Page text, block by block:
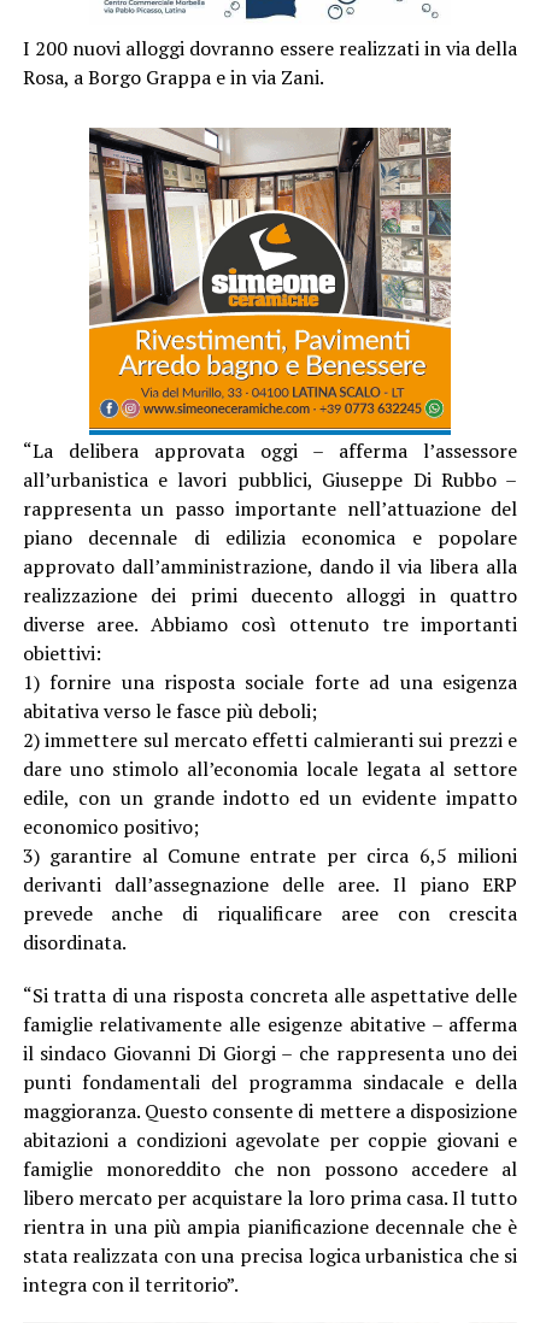
I 200 nuovi alloggi dovranno essere realizzati in via della
Rosa, a Borgo Grappa e in via Zani.
“La delibera approvata oggi – afferma l’assessore
all’urbanistica e lavori pubblici, Giuseppe Di Rubbo –
rappresenta un passo importante nell’attuazione del
piano decennale di edilizia economica e popolare
approvato dall’amministrazione, dando il via libera alla
realizzazione dei primi duecento alloggi in quattro
diverse aree. Abbiamo così ottenuto tre importanti
obiettivi:
1) fornire una risposta sociale forte ad una esigenza
abitativa verso le fasce più deboli;
2) immettere sul mercato effetti calmieranti sui prezzi e
dare uno stimolo all’economia locale legata al settore
edile, con un grande indotto ed un evidente impatto
economico positivo;
3) garantire al Comune entrate per circa 6,5 milioni
derivanti dall’assegnazione delle aree. Il piano ERP
prevede anche di riqualificare aree con crescita
disordinata.
“Si tratta di una risposta concreta alle aspettative delle
famiglie relativamente alle esigenze abitative – afferma
il sindaco Giovanni Di Giorgi – che rappresenta uno dei
punti fondamentali del programma sindacale e della
maggioranza. Questo consente di mettere a disposizione
abitazioni a condizioni agevolate per coppie giovani e
famiglie monoreddito che non possono accedere al
libero mercato per acquistare la loro prima casa. Il tutto
rientra in una più ampia pianificazione decennale che è
stata realizzata con una precisa logica urbanistica che si
integra con il territorio”.